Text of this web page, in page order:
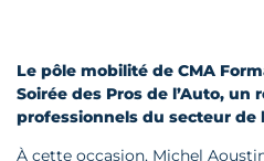
Le pôle mobilité de CMA
Soirée des Pros de l’Auto, un
professionnels du secteur
À cette occasion, Michel